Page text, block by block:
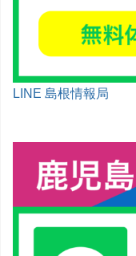
LINE 島根情報局